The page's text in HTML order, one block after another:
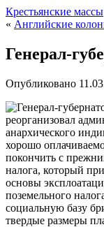
Крестьянские массы
« Английские
Генерал-
Опубликовано
реорганизовал
анархического
хорошо
покончить с
налога, который
основы
поземельного
социальную базу
твердые размеры